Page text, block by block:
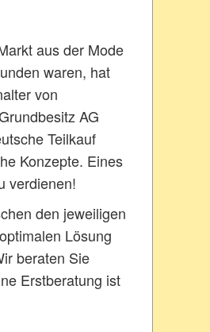
aus der Mode
waren, hat
von
AG
Teilkauf
Konzepte. Eines
verdienen!
den jeweiligen
Lösung
beraten Sie
Erstberatung ist